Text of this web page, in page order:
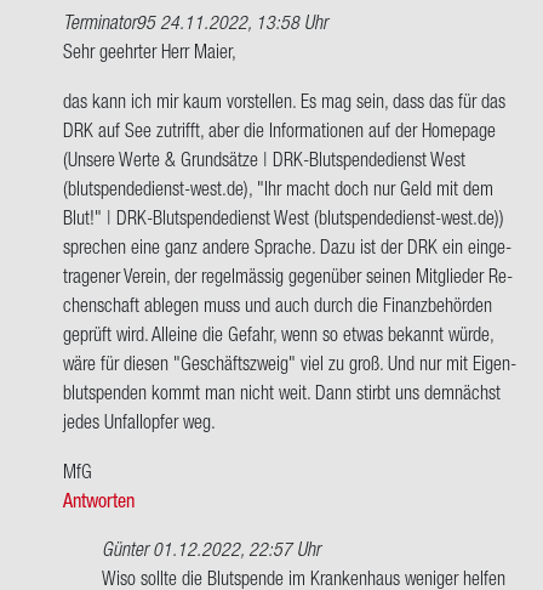
Terminator9524.11.2022, 13:58 Uhr
Ant­
auf
Blut­
spen­
de
????
für
mich
ein…
von
Maier
Sehr ge­ehr­ter Herr Maier,
das kann ich mir kaum vor­stel­len. Es mag sein, dass das für das
DRK auf See zu­trifft, aber die In­for­ma­tio­nen auf der Home­page
(Un­se­re Werte & Grund­sät­ze | DRK-​Blutspendedienst West
(blutspendedienst-​west.de), "Ihr macht doch nur Geld mit dem
Blut!" | DRK-​Blutspendedienst West (blutspendedienst-​west.de))
spre­chen eine ganz an­de­re Spra­che. Dazu ist der DRK ein ein­ge­
tra­ge­ner Ver­ein, der re­gel­mäs­sig ge­gen­über sei­nen Mit­glie­der Re­
chen­schaft ab­le­gen muss und auch durch die Fi­nanz­be­hör­den
ge­prüft wird. Al­lei­ne die Ge­fahr, wenn so etwas be­kannt würde,
wäre für die­sen "Ge­schäfts­zweig" viel zu groß. Und nur mit Ei­gen­
blut­spen­den kommt man nicht weit. Dann stirbt uns dem­nächst
jedes Un­fall­op­fer weg.
MfG
Antworten
Günter01.12.2022, 22:57 Uhr
Ant­
Wiso soll­te die Blut­spen­de im Kran­ken­haus we­ni­ger hel­fen